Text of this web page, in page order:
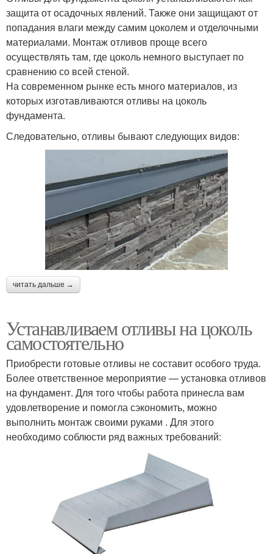
защита от осадочных явлений. Также они защищают от
попадания влаги между самим цоколем и отделочными
материалами. Монтаж отливов проще всего
осуществлять там, где цоколь немного выступает по
сравнению со всей стеной.
На современном рынке есть много материалов, из
которых изготавливаются отливы на цоколь
фундамента.
Следовательно, отливы бывают следующих видов:
читать дальше →
Устанавливаем отливы на цоколь
самостоятельно
Приобрести готовые отливы не составит особого труда.
Более ответственное мероприятие — установка отливов
на фундамент. Для того чтобы работа принесла вам
удовлетворение и помогла сэкономить, можно
выполнить монтаж своими руками . Для этого
необходимо соблюсти ряд важных требований: